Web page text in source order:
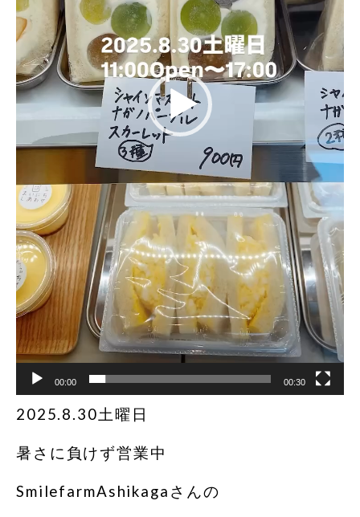
00:00 00:30
2025.8.30土曜日
暑さに負けず営業中
SmilefarmAshikagaさんの